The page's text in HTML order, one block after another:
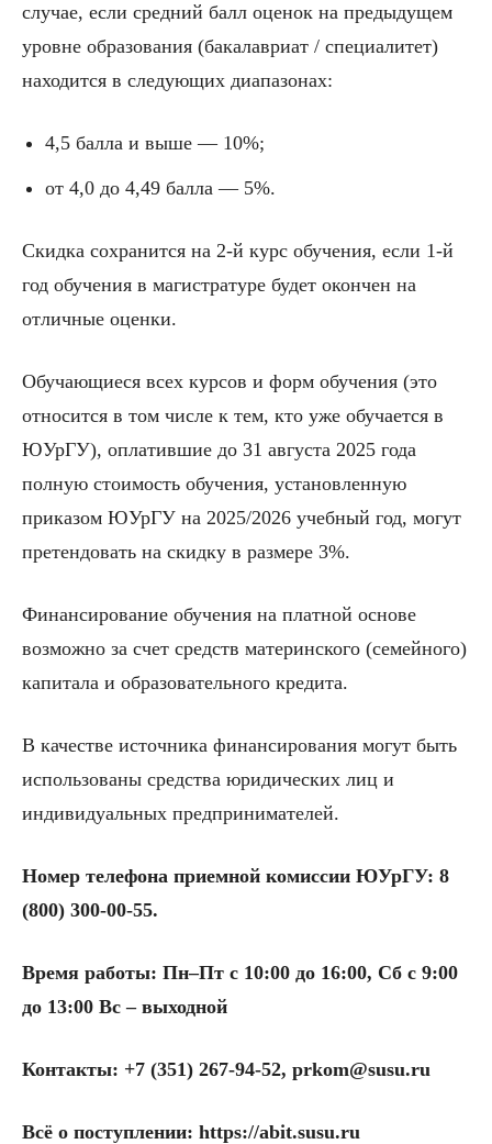
случае, если средний балл оценок на предыдущем
уровне образования (бакалавриат / специалитет)
находится в следующих диапазонах:
4,5 балла и выше — 10%;
от 4,0 до 4,49 балла — 5%.
Скидка сохранится на 2-й курс обучения, если 1-й
год обучения в магистратуре будет окончен на
отличные оценки.
Обучающиеся всех курсов и форм обучения (это
относится в том числе к тем, кто уже обучается в
ЮУрГУ), оплатившие до 31 августа 2025 года
полную стоимость обучения, установленную
приказом ЮУрГУ на 2025/2026 учебный год, могут
претендовать на скидку в размере 3%.
Финансирование обучения на платной основе
возможно за счет средств материнского (семейного)
капитала и образовательного кредита.
В качестве источника финансирования могут быть
использованы средства юридических лиц и
индивидуальных предпринимателей.
Номер телефона приемной комиссии ЮУрГУ: 8
(800) 300-00-55.
Время работы: Пн–Пт с 10:00 до 16:00, Сб с 9:00
до 13:00 Вс – выходной
Контакты: +7 (351) 267-94-52, prkom@susu.ru
Всё о поступлении: https://abit.susu.ru